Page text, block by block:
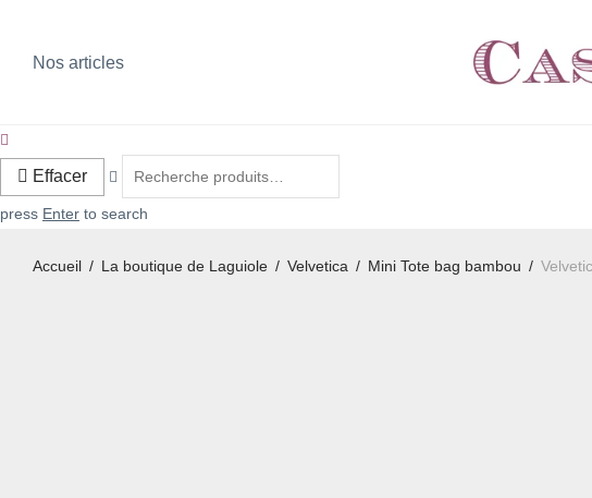
Nos articles
Effacer
press Enter to search
Accueil / La boutique de Laguiole / Velvetica / Mini Tote bag bambou /